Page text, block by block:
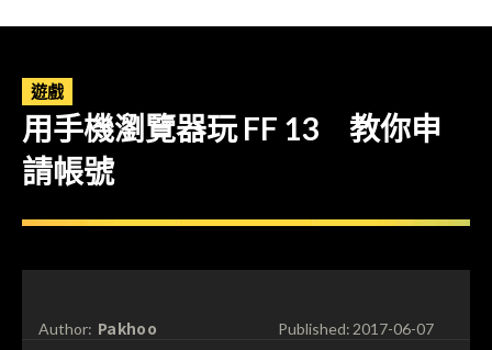
遊戲
用手機瀏覽器玩 FF 13 教你申
請帳號
Author: Pakhoo Published:2017-06-07